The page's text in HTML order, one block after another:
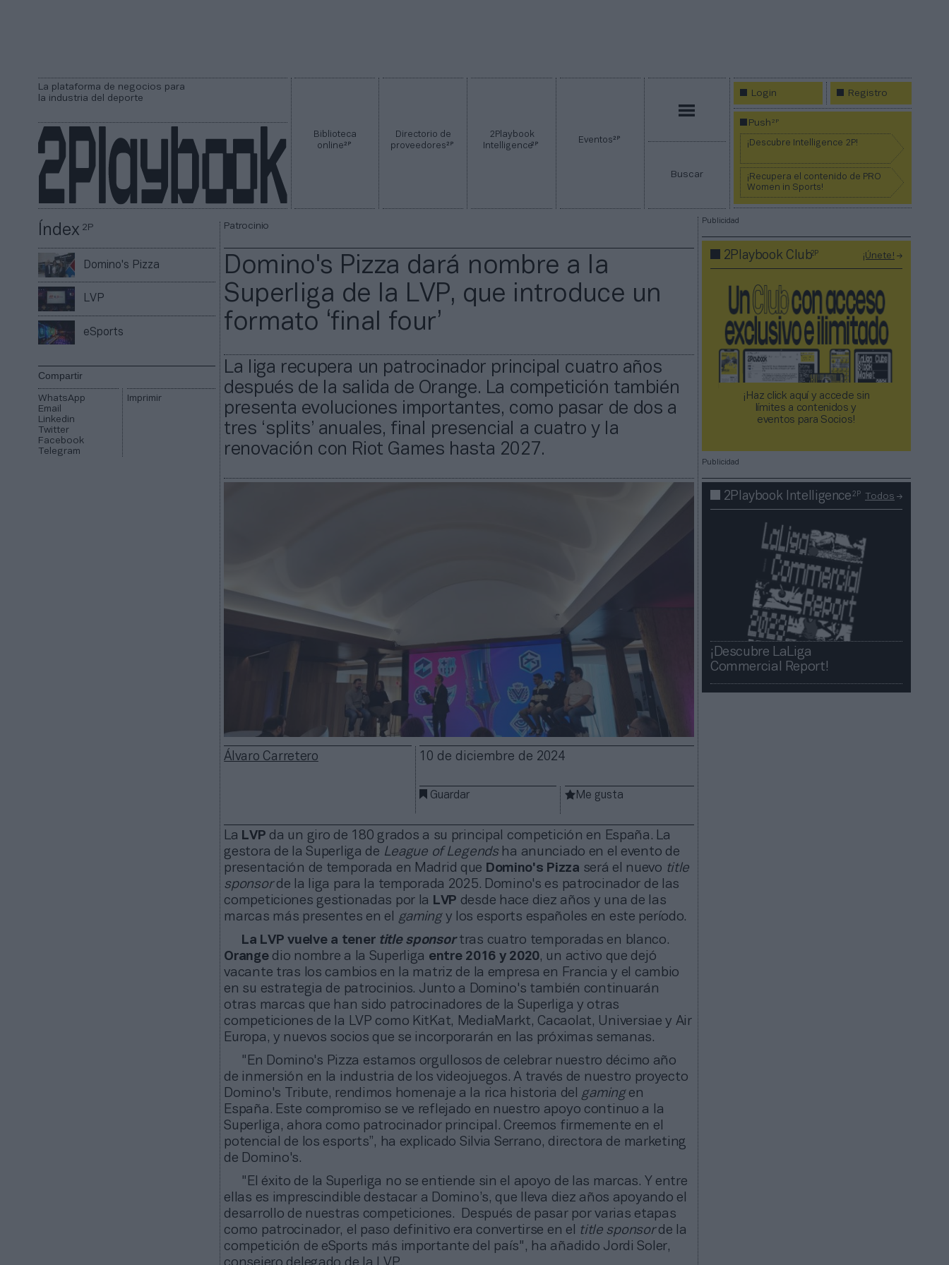
La plataforma de negocios para
la industria del deporte
Biblioteca
online2P
Directorio de
proveedores2P
2Playbook
Intelligence2P Eventos2P
Buscar
Login Registro
Push2P
¡Descubre Intelligence 2P!
¡Recupera el contenido de PRO
Women in Sports!
Índex2P
Domino's Pizza
LVP
eSports
Compartir
WhatsApp
Email
Linkedin
Twitter
Facebook
Telegram
Imprimir
Patrocinio
Domino's Pizza dará nombre a la
Superliga de la LVP, que introduce un
formato ‘final four’
La liga recupera un patrocinador principal cuatro años
después de la salida de Orange. La competición también
presenta evoluciones importantes, como pasar de dos a
tres ‘splits’ anuales, final presencial a cuatro y la
renovación con Riot Games hasta 2027.
Álvaro Carretero 10 de diciembre de 2024
Guardar Me gusta
La LVP da un giro de 180 grados a su principal competición en España. La
gestora de la Superliga de League of Legendsha anunciado en el evento de
presentación de temporada en Madrid que Domino's Pizza será el nuevo title
sponsorde la liga para la temporada 2025. Domino's es patrocinador de las
competiciones gestionadas por la LVP desde hace diez años y una de las
marcas más presentes en el
gamingy los esports españoles en este período.
La LVP vuelve a tenertitle sponsortras cuatro temporadas en blanco.
Orange dio nombre a la Superliga entre 2016 y 2020, un activo que dejó
vacante tras los cambios en la matriz de la empresa en Francia y el cambio
en su estrategia de patrocinios. Junto a Domino's también continuarán
otras marcas que han sido patrocinadores de la Superliga y otras
competiciones de la LVP como KitKat, MediaMarkt, Cacaolat, Universiae y Air
Europa, y nuevos socios que se incorporarán en las próximas semanas.
"En Domino's Pizza estamos orgullosos de celebrar nuestro décimo año
de inmersión en la industria de los videojuegos. A través de nuestro proyecto
Domino's Tribute, rendimos homenaje a la rica historia del gamingen
España. Este compromiso se ve reflejado en nuestro apoyo continuo a la
Superliga, ahora como patrocinador principal. Creemos firmemente en el
potencial de los esports”, ha explicado Silvia Serrano, directora de marketing
de Domino's.
"El éxito de la Superliga no se entiende sin el apoyo de las marcas. Y entre
ellas es imprescindible destacar a Domino’s, que lleva diez años apoyando el
desarrollo de nuestras competiciones. Después de pasar por varias etapas
como patrocinador, el paso definitivo era convertirse en el
title sponsorde la
competición de eSports más importante del país", ha añadido Jordi Soler,
Publicidad
2Playbook Club2P ¡Únete!
¡Haz click aquí y accede sin
límites a contenidos y
eventos para Socios!​​​​​​​
Publicidad
2Playbook Intelligence2P Todos
¡Descubre LaLiga
Commercial Report!​​